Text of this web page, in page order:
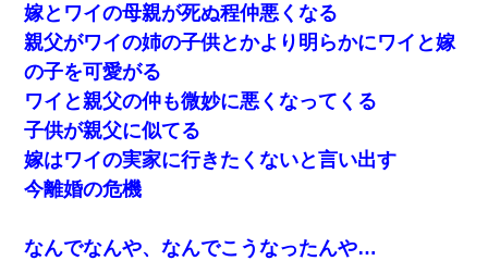
嫁とワイの母親が死ぬ程仲悪くなる
親父がワイの姉の子供とかより明らかにワイと嫁
の子を可愛がる
ワイと親父の仲も微妙に悪くなってくる
子供が親父に似てる
嫁はワイの実家に行きたくないと言い出す
今離婚の危機
なんでなんや、なんでこうなったんや…